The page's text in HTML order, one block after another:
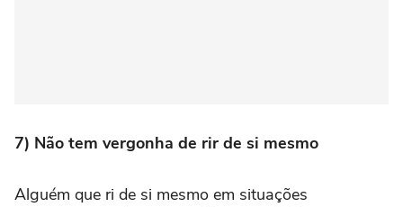
7) Não tem vergonha de rir de si mesmo
Alguém que ri de si mesmo em situações